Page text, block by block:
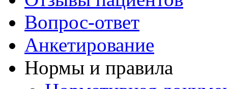
Вопрос-ответ
Анкетирование
Нормы и правила